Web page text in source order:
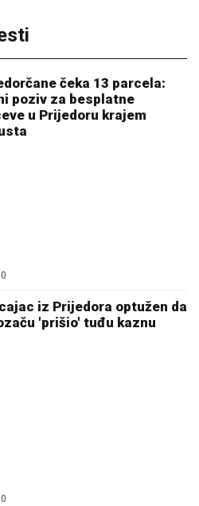
čeka 13 parcela:
poziv za besplatne
u Prijedoru krajem
0
iz Prijedora optužen da
'prišio' tuđu kaznu
0